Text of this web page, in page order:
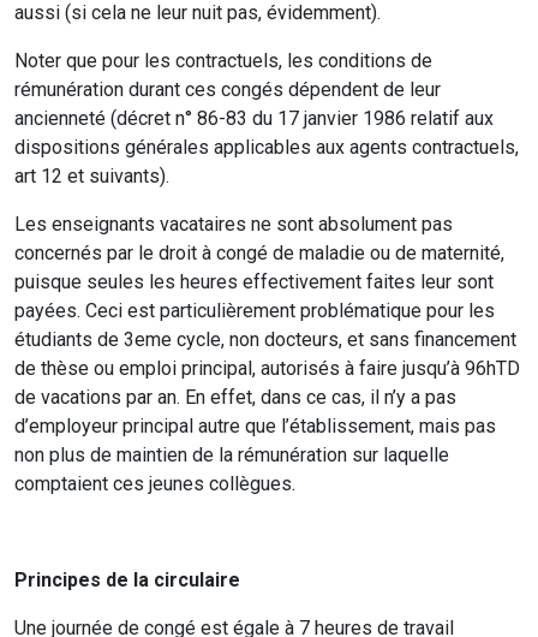
aussi (si cela ne leur nuit pas, évidemment).
Noter que pour les contractuels, les conditions de
rémunération durant ces congés dépendent de leur
ancienneté (décret n° 86-83 du 17 janvier 1986 relatif aux
dispositions générales applicables aux agents contractuels,
art 12 et suivants).
Les enseignants vacataires ne sont absolument pas
concernés par le droit à congé de maladie ou de maternité,
puisque seules les heures effectivement faites leur sont
payées. Ceci est particulièrement problématique pour les
étudiants de 3eme cycle, non docteurs, et sans financement
de thèse ou emploi principal, autorisés à faire jusqu’à 96hTD
de vacations par an. En effet, dans ce cas, il n’y a pas
d’employeur principal autre que l’établissement, mais pas
non plus de maintien de la rémunération sur laquelle
comptaient ces jeunes collègues.
Principes de la circulaire
Une journée de congé est égale à 7 heures de travail